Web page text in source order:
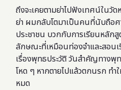
ถึงจะเคยตามย่าไปฟังเทศน์ในวั
ย่า ผมกลับโตมาเป็นคนที่นับถือ
ประชาชน บวกกับการเรียนหลัก
ลักษณะที่เหมือนท่องจำและสอน
เรื่องพุทธประวัติ วันสำคัญทาง
โหด ๆ หากตายไปแล้วตกนรก ทำ
หมด